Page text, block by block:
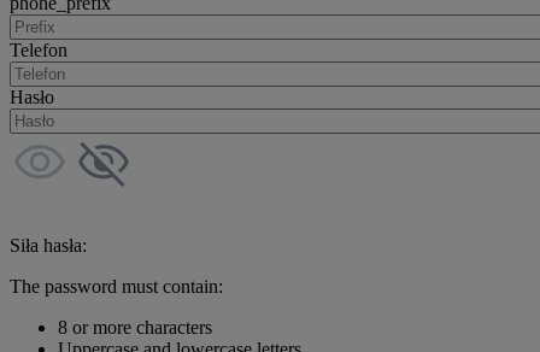
Telefon
Hasło
Siła hasła:
The password must contain:
8 or more characters